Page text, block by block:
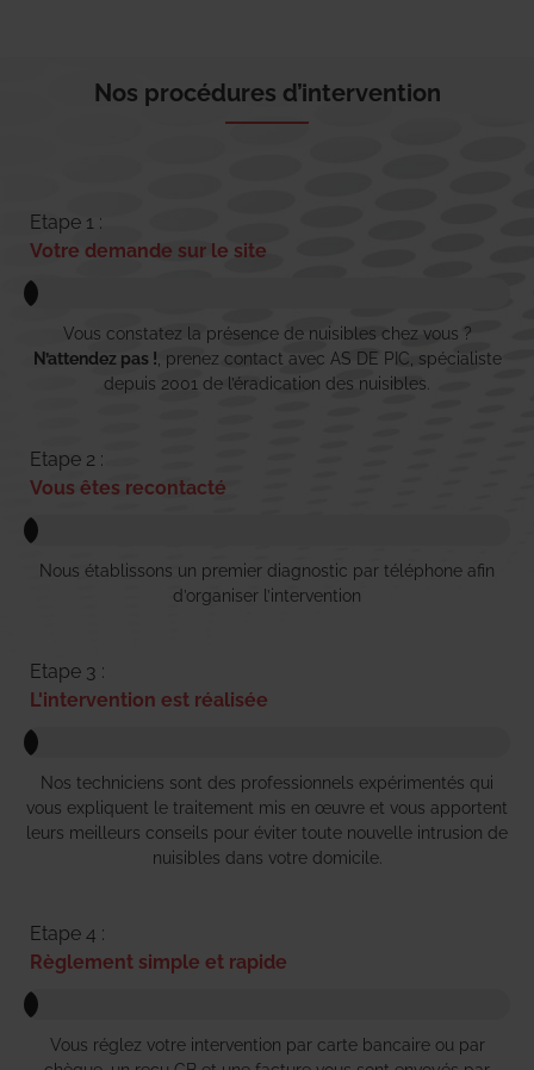
Nos procédures d’intervention
Etape 1 :
Votre demande sur le site
Vous constatez la présence de nuisibles chez vous ?
N’attendez pas ! , prenez contact avec AS DE PIC, spécialiste
depuis 2001 de l’éradication des nuisibles.
Etape 2 :
Vous êtes recontacté
Nous établissons un premier diagnostic par téléphone afin
d’organiser l’intervention
Etape 3 :
L'intervention est réalisée
Nos techniciens sont des professionnels expérimentés qui
vous expliquent le traitement mis en œuvre et vous apportent
leurs meilleurs conseils pour éviter toute nouvelle intrusion de
nuisibles dans votre domicile.
Etape 4 :
Règlement simple et rapide
Vous réglez votre intervention par carte bancaire ou par